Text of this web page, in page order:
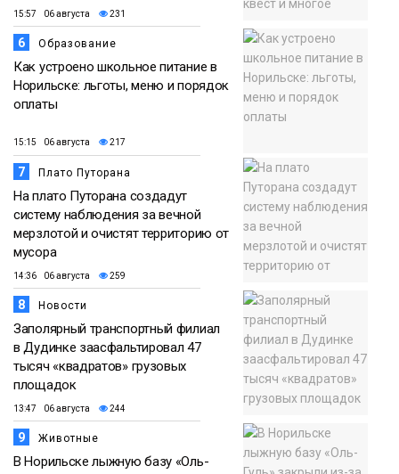
15:57 06 августа 231
6 Образование
Как устроено школьное питание в
Норильске: льготы, меню и порядок
оплаты
15:15 06 августа 217
7 Плато Путорана
На плато Путорана создадут
систему наблюдения за вечной
мерзлотой и очистят территорию от
мусора
14:36 06 августа 259
8 Новости
Заполярный транспортный филиал
в Дудинке заасфальтировал 47
тысяч «квадратов» грузовых
площадок
13:47 06 августа 244
9 Животные
В Норильске лыжную базу «Оль-